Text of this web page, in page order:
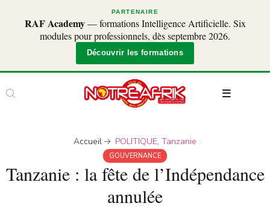
PARTENAIRE
RAF Academy— formations Intelligence Artificielle. Six
modules pour professionnels, dès septembre 2026.
Découvrir les formations
Accueil POLITIQUE,Tanzanie
GOUVERNANCE
Tanzanie : la fête de l’Indépendance
annulée